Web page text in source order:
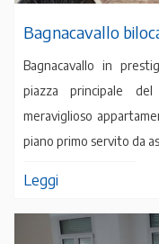
Bagnacavallo
Bagnacavallo in
piazza principale
meraviglioso
piano primo servito da
Leggi